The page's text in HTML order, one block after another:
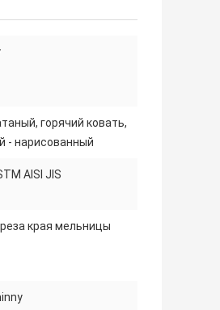
горячий ковать,
- нарисованный
AISI JIS
края мельницы